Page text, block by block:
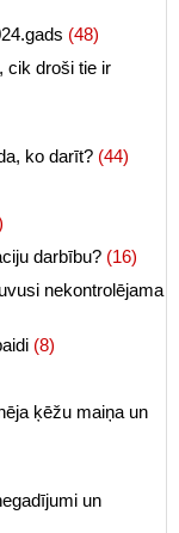
(48)
cik droši tie ir
ko darīt? (44)
darbību? (16)
nekontrolējama
(8)
ķēžu maiņa un
un